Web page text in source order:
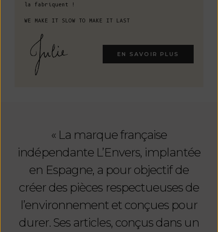
la fabriquent !
WE MAKE IT SLOW TO MAKE IT LAST
EN SAVOIR PLUS
« La marque française
indépendante L’Envers, implantée
en Espagne, a pour objectif de
créer des pièces respectueuses de
l’environnement et conçues pour
durer. Ses articles, conçus dans un
col
roulé souple et d'une
jupe longue dans le même